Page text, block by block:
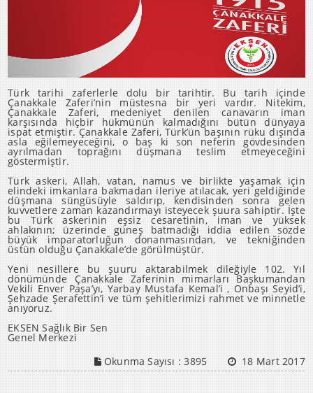
Türk tarihi zaferlerle dolu bir tarihtir. Bu tarih içinde
Çanakkale Zaferi’nin müstesna bir yeri vardır. Nitekim,
Çanakkale Zaferi, medeniyet denilen canavarın iman
karşısında hiçbir hükmünün kalmadığını bütün dünyaya
ispat etmiştir. Çanakkale Zaferi, Türk’ün başının rüku dışında
asla eğilemeyeceğini, o baş ki son neferin gövdesinden
ayrılmadan toprağını düşmana teslim etmeyeceğini
göstermiştir.
Türk askeri, Allah, vatan, namus ve birlikte yaşamak için
elindeki imkanlara bakmadan ileriye atılacak, yeri geldiğinde
düşmana süngüsüyle saldırıp, kendisinden sonra gelen
kuvvetlere zaman kazandırmayı isteyecek şuura sahiptir. İşte
bu Türk askerinin eşsiz cesaretinin, iman ve yüksek
ahlakının; üzerinde güneş batmadığı iddia edilen sözde
büyük imparatorluğun donanmasından, ve tekniğinden
üstün olduğu Çanakkale’de görülmüştür.
Yeni nesillere bu şuuru aktarabilmek dileğiyle 102. Yıl
dönümünde Çanakkale Zaferinin mimarları Başkumandan
Vekili Enver Paşa’yı, Yarbay Mustafa Kemal’i , Onbaşı Seyid’i,
Şehzade Şerafettin’i ve tüm şehitlerimizi rahmet ve minnetle
anıyoruz.
EKSEN Sağlık Bir Sen
Genel Merkezi
Okunma Sayısı :3895 18 Mart 2017